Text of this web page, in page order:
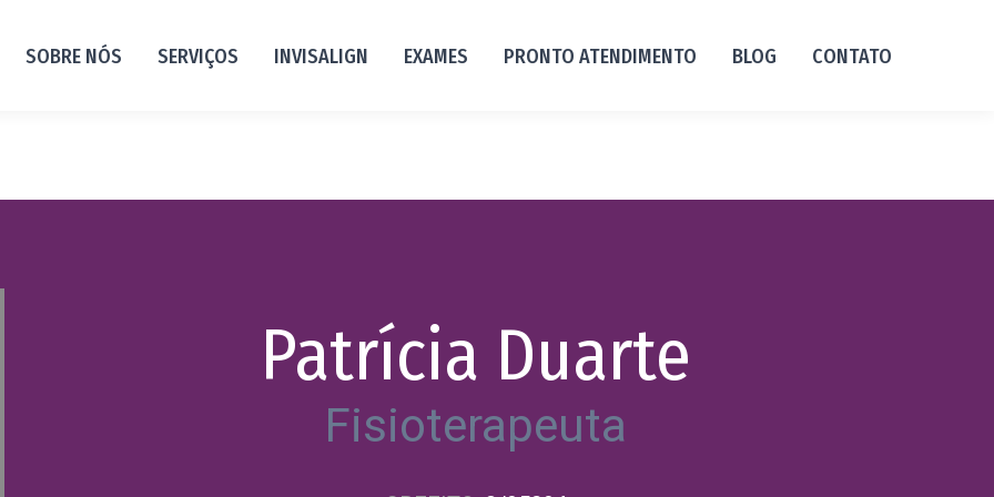
SOBRE NÓS SERVIÇOS INVISALIGN EXAMES PRONTO ATENDIMENTO BLOG CONTATO
Patrícia Duarte
Fisioterapeuta